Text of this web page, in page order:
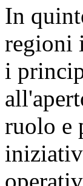
In
regioni
i
ruolo e